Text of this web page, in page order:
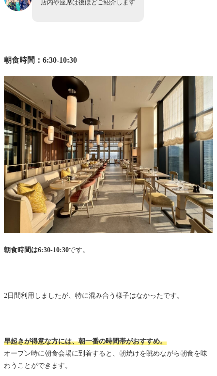
店内や座席は後ほどご紹介します
朝食時間：6:30-10:30
朝食時間は6:30-10:30です。
2日間利用しましたが、特に混み合う様子はなかったです。
早起きが得意な方には、朝一番の時間帯がおすすめ。
オープン時に朝食会場に到着すると、朝焼けを眺めながら朝食を味
わうことができます。